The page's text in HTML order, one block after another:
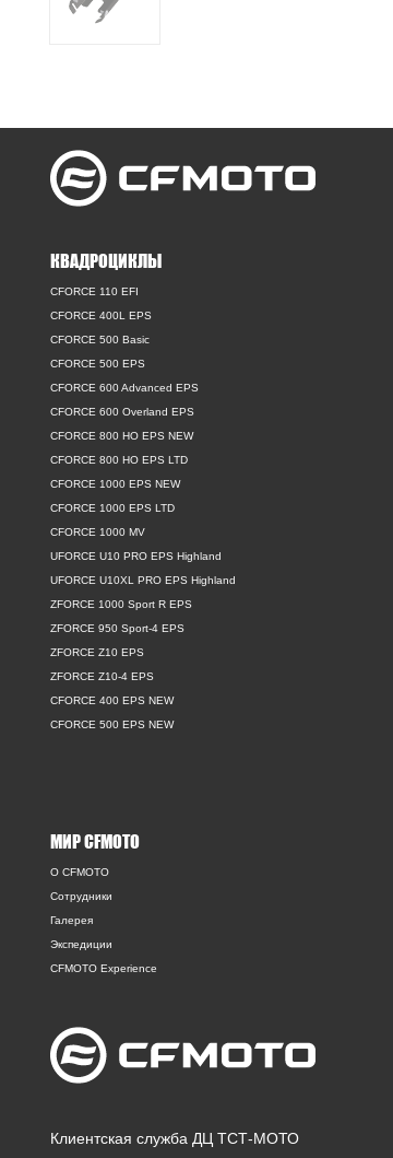
Клиентская служба ДЦ ТСТ-МОТО
КВАДРОЦИКЛЫ
CFORCE 110 EFI
CFORCE 400L EPS
CFORCE 500 Basic
CFORCE 500 EPS
CFORCE 600 Advanced EPS
CFORCE 600 Overland EPS
CFORCE 800 HO EPS NEW
CFORCE 800 HO EPS LTD
CFORCE 1000 EPS NEW
CFORCE 1000 EPS LTD
CFORCE 1000 MV
UFORCE U10 PRO EPS Highland
UFORCE U10XL PRO EPS Highland
ZFORCE 1000 Sport R EPS
ZFORCE 950 Sport-4 EPS
ZFORCE Z10 EPS
ZFORCE Z10-4 EPS
CFORCE 400 EPS NEW
CFORCE 500 EPS NEW
МИР CFMOTO
O CFMOTO
Сотрудники
Галерея
Экспедиции
CFMOTO Experience